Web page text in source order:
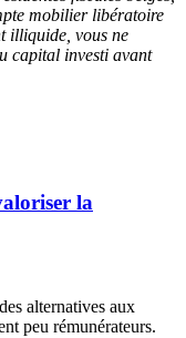
mobilier libératoire
illiquide, vous ne
capital investi avant
la
alternatives aux
peu rémunérateurs.